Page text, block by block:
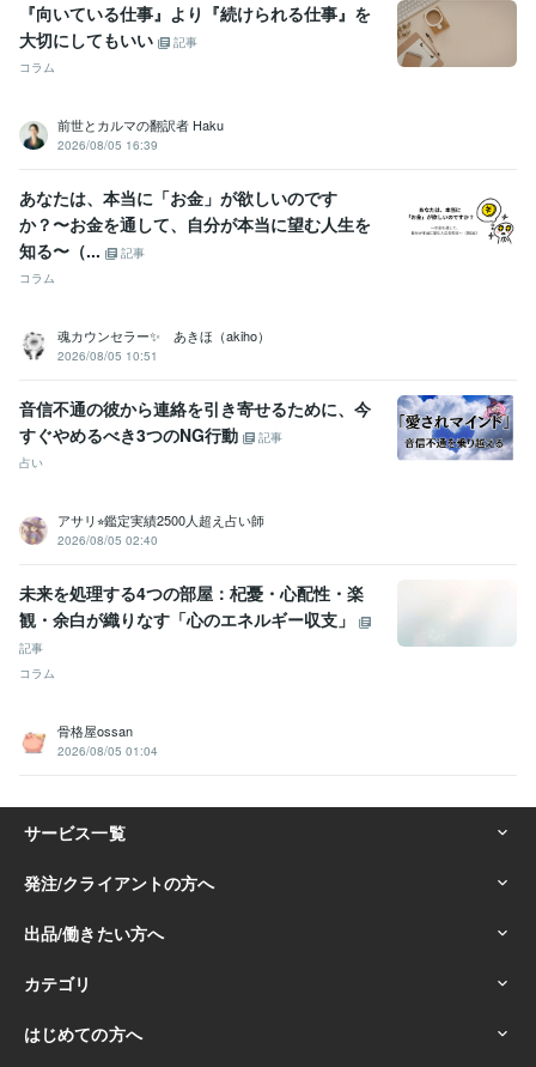
『向いている仕事』より『続けられる仕事』を
大切にしてもいい
記事
コラム
前世とカルマの翻訳者 Haku
2026/08/05 16:39
あなたは、本当に「お金」が欲しいのです
か？〜お金を通して、自分が本当に望む人生を
知る〜（...
記事
コラム
魂カウンセラー✨ あきほ（akiho）
2026/08/05 10:51
音信不通の彼から連絡を引き寄せるために、今
すぐやめるべき3つのNG行動
記事
占い
アサリ⭐︎鑑定実績2500人超え占い師
2026/08/05 02:40
未来を処理する4つの部屋：杞憂・心配性・楽
観・余白が織りなす「心のエネルギー収支」
記事
コラム
骨格屋ossan
2026/08/05 01:04